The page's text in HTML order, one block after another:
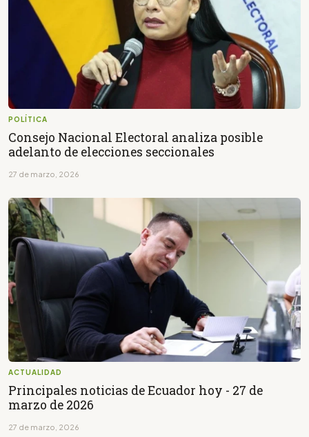
POLÍTICA
Consejo Nacional Electoral analiza posible
adelanto de elecciones seccionales
27 de marzo, 2026
ACTUALIDAD
Principales noticias de Ecuador hoy - 27 de
marzo de 2026
27 de marzo, 2026